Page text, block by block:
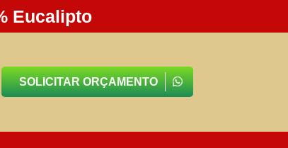
Eucalipto
SOLICITAR ORÇAMENTO